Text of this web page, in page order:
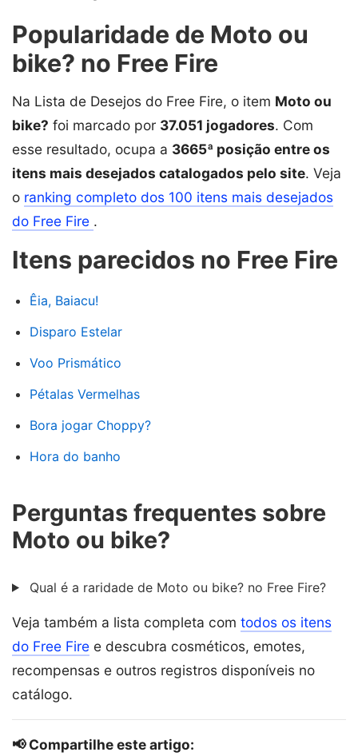
Popularidade de Moto ou
bike? no Free Fire
Na Lista de Desejos do Free Fire, o item Moto ou
bike? foi marcado por 37.051 jogadores. Com
esse resultado, ocupa a 3665ª posição entre os
itens mais desejados catalogados pelo site. Veja
o ranking completo dos 100 itens mais desejados
do Free Fire .
Itens parecidos no Free Fire
Êia, Baiacu!
Disparo Estelar
Voo Prismático
Pétalas Vermelhas
Bora jogar Choppy?
Hora do banho
Perguntas frequentes sobre
Moto ou bike?
Qual é a raridade de Moto ou bike? no Free Fire?
Veja também a lista completa com todos os itens
do Free Fire e descubra cosméticos, emotes,
recompensas e outros registros disponíveis no
catálogo.
📢 Compartilhe este artigo: